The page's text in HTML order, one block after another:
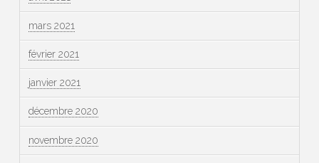
mars 2021
février 2021
janvier 2021
décembre 2020
novembre 2020